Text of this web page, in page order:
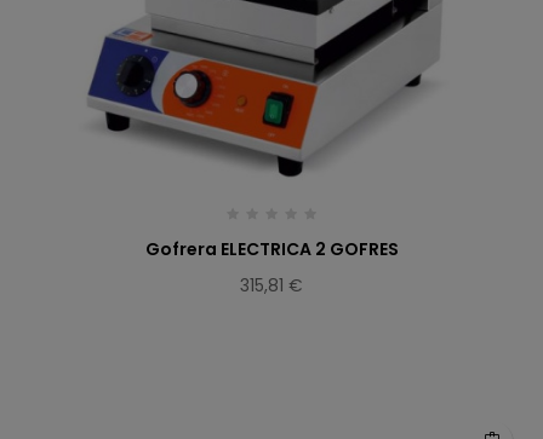
Gofrera ELECTRICA 2 GOFRES
315,81 €